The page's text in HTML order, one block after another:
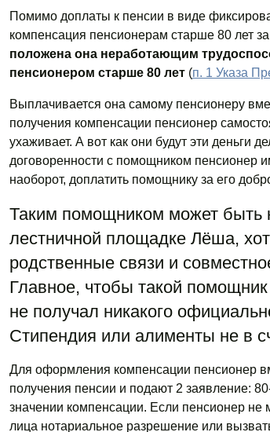
Помимо доплаты к пенсии в виде
компенсация пенсионерам старше 80 лет
положена она неработающим
пенсионером старше 80 лет(п. 1 Указа
Выплачивается она самому пенсионеру
получения компенсации пенсионер
ухаживает. А вот как они будут эти деньги
договоренности с помощником пенсионер
наоборот, доплатить помощнику за его
Таким помощником может быть
лестничной площадке Лёша,
родственные связи и
Главное, чтобы такой
не получал никакого
Стипендия или алименты не в
Для оформления компенсации пенсионер
получения пенсии и подают 2 заявление:
значении компенсации. Если пенсионер
лица нотариальное разрешение или